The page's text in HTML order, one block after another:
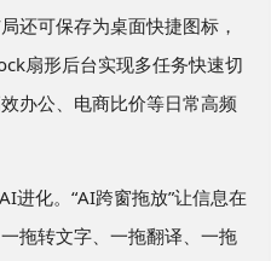
还可保存为桌面快捷图标，
扇形后台实现多任务快速切
办公、电商比价等日常高频
进化。“AI跨窗拖放”让信息在
拖转文字、一拖翻译、一拖